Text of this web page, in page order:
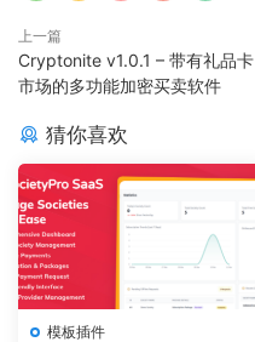
上一篇
Cryptonite v1.0.1 – 带有礼品卡
市场的多功能加密买卖软件
猜你喜欢
模板插件